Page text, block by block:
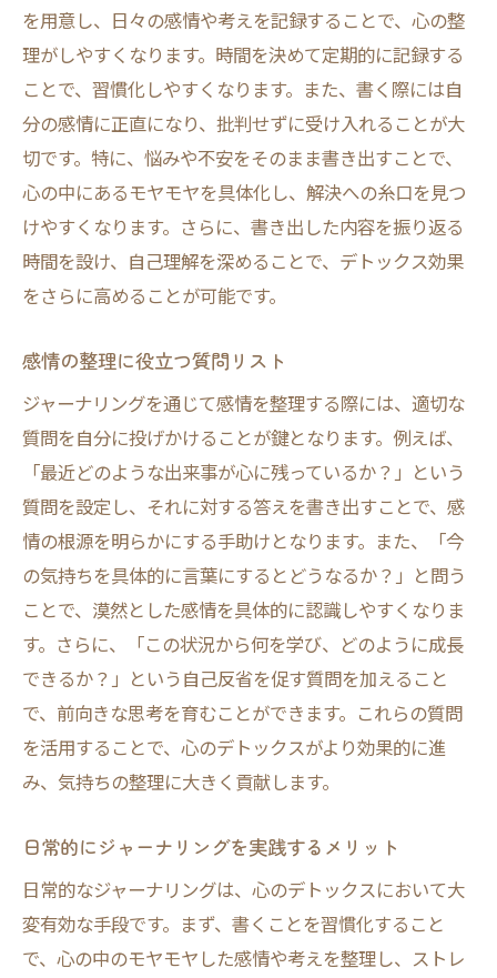
を用意し、日々の感情や考えを記録することで、心の整
理がしやすくなります。時間を決めて定期的に記録する
ことで、習慣化しやすくなります。また、書く際には自
分の感情に正直になり、批判せずに受け入れることが大
切です。特に、悩みや不安をそのまま書き出すことで、
心の中にあるモヤモヤを具体化し、解決への糸口を見つ
けやすくなります。さらに、書き出した内容を振り返る
時間を設け、自己理解を深めることで、デトックス効果
をさらに高めることが可能です。
感情の整理に役立つ質問リスト
ジャーナリングを通じて感情を整理する際には、適切な
質問を自分に投げかけることが鍵となります。例えば、
「最近どのような出来事が心に残っているか？」という
質問を設定し、それに対する答えを書き出すことで、感
情の根源を明らかにする手助けとなります。また、「今
の気持ちを具体的に言葉にするとどうなるか？」と問う
ことで、漠然とした感情を具体的に認識しやすくなりま
す。さらに、「この状況から何を学び、どのように成長
できるか？」という自己反省を促す質問を加えること
で、前向きな思考を育むことができます。これらの質問
を活用することで、心のデトックスがより効果的に進
み、気持ちの整理に大きく貢献します。
日常的にジャーナリングを実践するメリット
日常的なジャーナリングは、心のデトックスにおいて大
変有効な手段です。まず、書くことを習慣化すること
で、心の中のモヤモヤした感情や考えを整理し、ストレ